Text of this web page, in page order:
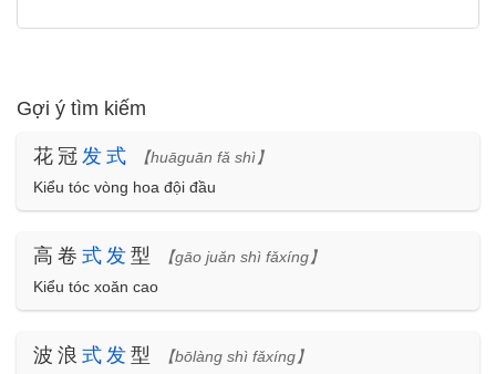
Gợi ý tìm kiếm
花冠 发 式
【huāguān fǎ shì】
Kiểu tóc vòng hoa đội đầu
高卷 式 发 型
【gāo juǎn shì fǎxíng】
Kiểu tóc xoăn cao
波浪 式 发 型
【bōlàng shì fǎxíng】